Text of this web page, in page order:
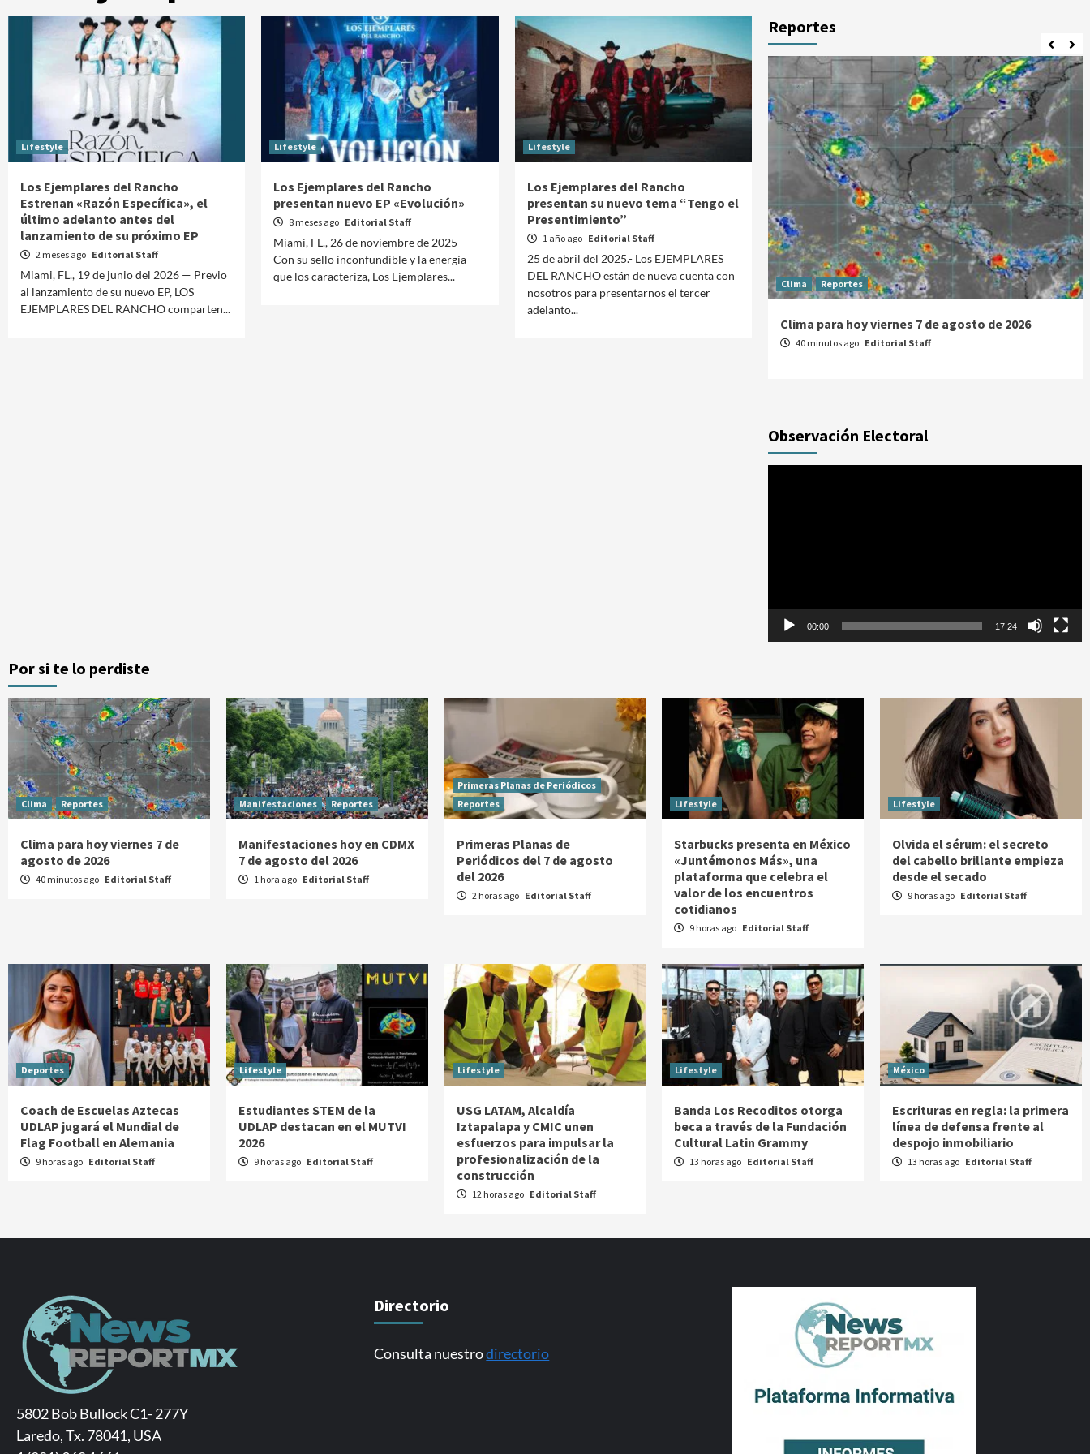
Lifestyle
Los Ejemplares del Rancho
Estrenan «Razón Específica», el
último adelanto antes del
lanzamiento de su próximo EP
2 meses ago Editorial Staff
Miami, FL., 19 de junio del 2026 — Previo
al lanzamiento de su nuevo EP, LOS
EJEMPLARES DEL RANCHO comparten...
Lifestyle
Los Ejemplares del Rancho
presentan nuevo EP «Evolución»
8 meses ago Editorial Staff
Miami, FL., 26 de noviembre de 2025 -
Con su sello inconfundible y la energía
que los caracteriza, Los Ejemplares...
Lifestyle
Los Ejemplares del Rancho
presentan su nuevo tema “Tengo el
Presentimiento”
1 año ago Editorial Staff
25 de abril del 2025.- Los EJEMPLARES
DEL RANCHO están de nueva cuenta con
nosotros para presentarnos el tercer
adelanto...
Reportes
Manifestaciones Reportes Clima Reportes
Clima para hoy viernes 7 de agosto de 2026
40 minutos ago Editorial Staff
Observación Electoral
00:00 17:24
Por si te lo perdiste
Clima Reportes
Clima para hoy viernes 7 de
agosto de 2026
40 minutos ago Editorial Staff
Manifestaciones Reportes
Manifestaciones hoy en CDMX
7 de agosto del 2026
1 hora ago Editorial Staff
Primeras Planas de Periódicos
Reportes
Primeras Planas de
Periódicos del 7 de agosto
del 2026
2 horas ago Editorial Staff
Lifestyle
Starbucks presenta en México
«Juntémonos Más», una
plataforma que celebra el
valor de los encuentros
cotidianos
9 horas ago Editorial Staff
Lifestyle
Olvida el sérum: el secreto
del cabello brillante empieza
desde el secado
9 horas ago Editorial Staff
Deportes
Coach de Escuelas Aztecas
UDLAP jugará el Mundial de
Flag Football en Alemania
9 horas ago Editorial Staff
Lifestyle
Estudiantes STEM de la
UDLAP destacan en el MUTVI
2026
9 horas ago Editorial Staff
Lifestyle
USG LATAM, Alcaldía
Iztapalapa y CMIC unen
esfuerzos para impulsar la
profesionalización de la
construcción
12 horas ago Editorial Staff
Lifestyle
Banda Los Recoditos otorga
beca a través de la Fundación
Cultural Latin Grammy
13 horas ago Editorial Staff
México
Escrituras en regla: la primera
línea de defensa frente al
despojo inmobiliario
13 horas ago Editorial Staff
5802 Bob Bullock C1- 277Y
Laredo, Tx. 78041, USA
Directorio
Consulta nuestrodirectorio